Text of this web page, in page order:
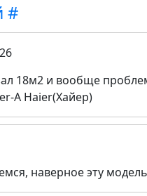
#
18м2 и вообще
A Haier(Хайер)
наверное эту